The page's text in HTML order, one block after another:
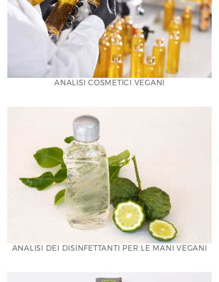
ANALISI COSMETICI VEGANI
ANALISI DEI DISINFETTANTI PER LE MANI VEGANI